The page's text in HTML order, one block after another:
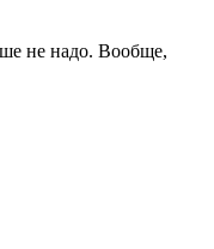
не надо. Вообще,